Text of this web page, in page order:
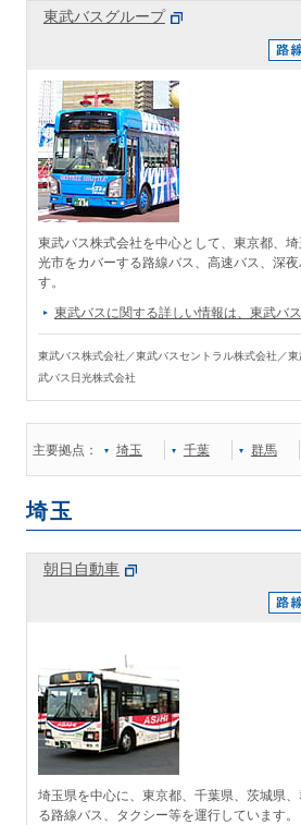
東武バスグループ
東武バス株式会社を中心として、東京都、
光市をカバーする路線バス、高速バス、深
す。
東武バスに関する詳しい情報は、東武バ
東武バス株式会社／東武バスセントラル株式会社／
武バス日光株式会社
主要拠点： 埼玉 千葉 群馬
埼玉
朝日自動車
埼玉県を中心に、東京都、千葉県、茨城県
る路線バス、タクシー等を運行しています。